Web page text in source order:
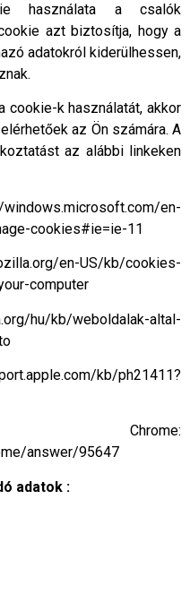
használata a csalók
azt biztosítja, hogy a
adatokról kiderülhessen,
cookie-k használatát, akkor
az Ön számára. A
az alábbi linkeken
en-
cookies#ie=ie-11
en-US/kb/cookies-
computer
hu/kb/weboldalak-altal-
kb/ph21411?
answer/95647
adatok :